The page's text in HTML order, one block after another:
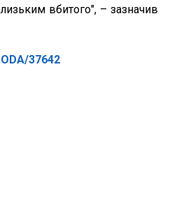
вбитого", – зазначив
37642